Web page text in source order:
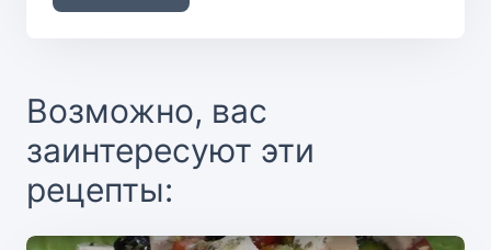
Возможно, вас
заинтересуют эти
рецепты: